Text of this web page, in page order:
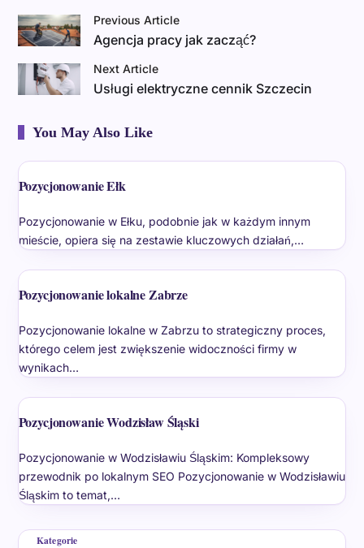
Previous Article
Agencja pracy jak zacząć?
Next Article
Usługi elektryczne cennik Szczecin
You May Also Like
Pozycjonowanie Ełk
Pozycjonowanie w Ełku, podobnie jak w każdym innym
mieście, opiera się na zestawie kluczowych działań,…
Pozycjonowanie lokalne Zabrze
Pozycjonowanie lokalne w Zabrzu to strategiczny proces,
którego celem jest zwiększenie widoczności firmy w
wynikach…
Pozycjonowanie Wodzisław Śląski
Pozycjonowanie w Wodzisławiu Śląskim: Kompleksowy
przewodnik po lokalnym SEO Pozycjonowanie w Wodzisławiu
Śląskim to temat,…
Kategorie